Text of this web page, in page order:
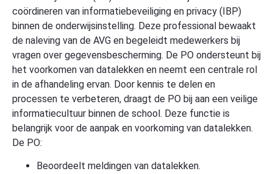
coördineren van informatiebeveiliging en privacy (IBP)
binnen de onderwijsinstelling. Deze professional bewaakt
de naleving van de AVG en begeleidt medewerkers bij
vragen over gegevensbescherming. De PO ondersteunt bij
het voorkomen van datalekken en neemt een centrale rol
in de afhandeling ervan. Door kennis te delen en
processen te verbeteren, draagt de PO bij aan een veilige
informatiecultuur binnen de school. Deze functie is
belangrijk voor de aanpak en voorkoming van datalekken.
De PO:
Beoordeelt meldingen van datalekken.